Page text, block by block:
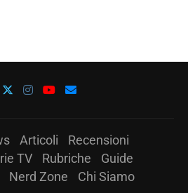
Articoli
Recensioni
TV
Rubriche
Guide
Nerd Zone Chi Siamo